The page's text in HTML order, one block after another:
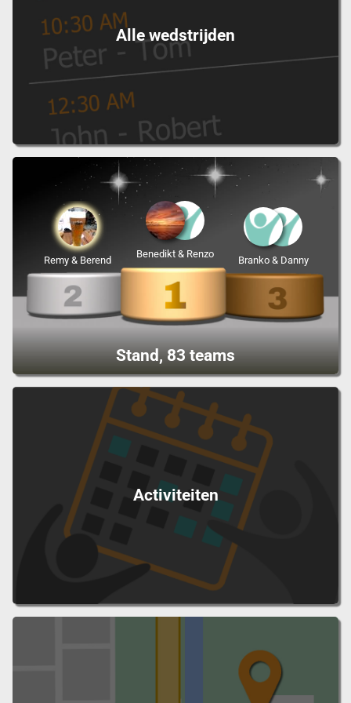
Alle wedstrijden
Stand, 83 teams
Benedikt & Renzo
Remy & Berend Branko & Danny
Activiteiten